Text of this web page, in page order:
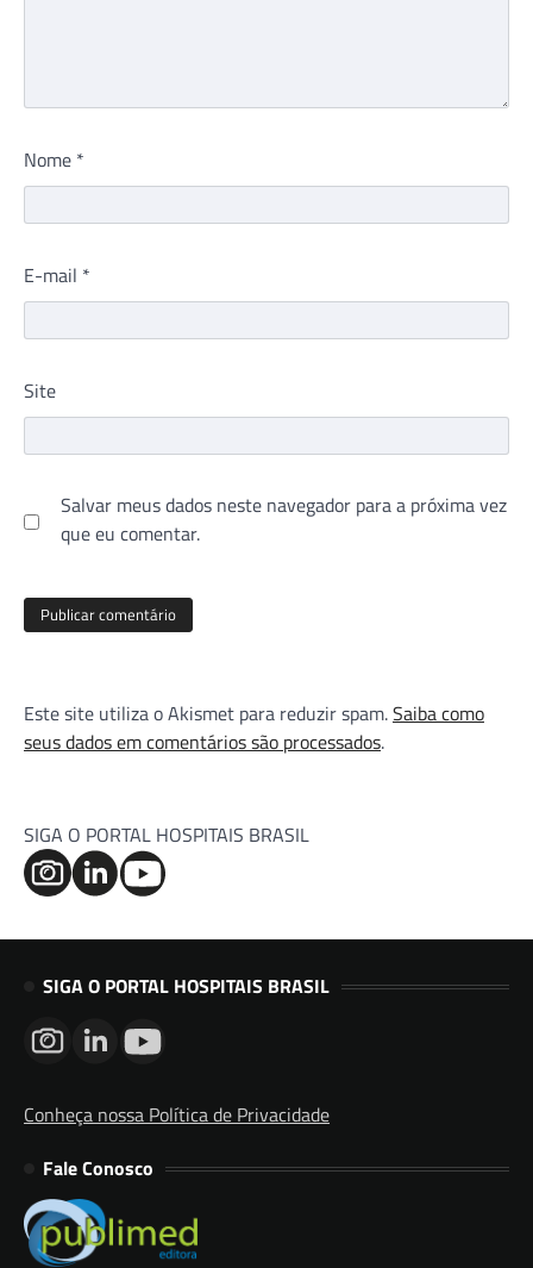
Nome *
E-mail *
Site
Salvar meus dados neste navegador para a próxima vez
que eu comentar.
Este site utiliza o Akismet para reduzir spam.Saiba como
seus dados em comentários são processados.
SIGA O PORTAL HOSPITAIS BRASIL
SIGA O PORTAL HOSPITAIS BRASIL
Conheça nossa Política de Privacidade
Fale Conosco